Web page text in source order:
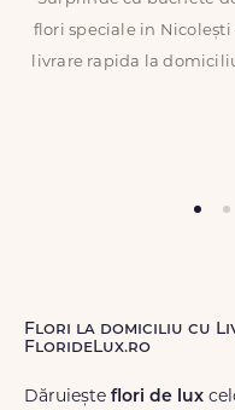
flori speciale in Nicolești
livrare rapida la
Flori la domiciliu cu
FlorideLux.ro
Dăruiește flori de lux